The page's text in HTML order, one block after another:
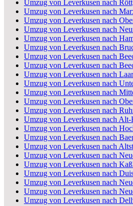
Umzug von Leverkusen nach
Umzug von Leverkusen nach
Umzug von Leverkusen nach
Umzug von Leverkusen nach
Umzug von Leverkusen nach
Umzug von Leverkusen nach
Umzug von Leverkusen nach
Umzug von Leverkusen nach
Umzug von Leverkusen nach Laar
Umzug von Leverkusen nach
Umzug von Leverkusen nach
Umzug von Leverkusen nach
Umzug von Leverkusen nach
Umzug von Leverkusen nach Alt-
Umzug von Leverkusen nach
Umzug von Leverkusen nach
Umzug von Leverkusen nach
Umzug von Leverkusen nach
Umzug von Leverkusen nach
Umzug von Leverkusen nach
Umzug von Leverkusen nach
Umzug von Leverkusen nach
Umzug von Leverkusen nach